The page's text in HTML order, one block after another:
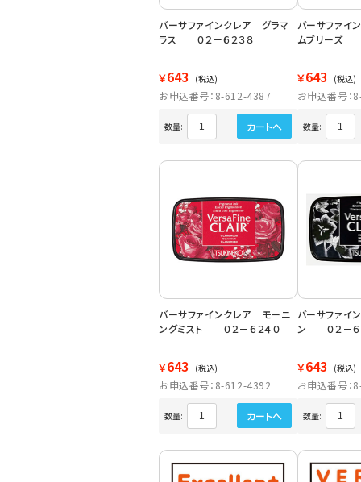
バーサファインクレア グラマ
ラス ０２－６２３８
￥643 (税込)
お申込番号：8-612-4387
数量: カートへ
バーサファイ
ムブリーズ
￥643 (税込)
お申込番号
数量:
バーサファインクレア モーニ
ングミスト ０２－６２４０
￥643 (税込)
お申込番号：8-612-4392
数量: カートへ
バーサファイ
ン ０２－６
￥643 (税込)
お申込番号
数量: